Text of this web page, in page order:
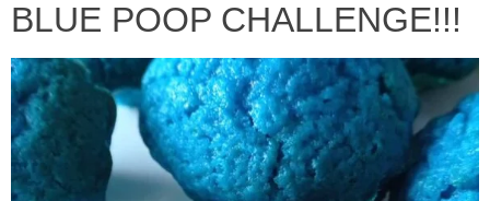
BLUE POOP CHALLENGE!!!